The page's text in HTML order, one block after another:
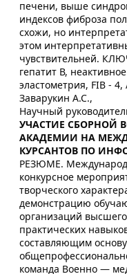
печени, выше
индексов фиброза
схожи, но
этом
чувствительней.
гепатит В,
эластометрия, FIB - 4,
Заварукин А.С.,
Научный
УЧАСТИЕ СБОРНОЙ
АКАДЕМИИ НА
КУРСАНТОВ ПО
РЕЗЮМЕ.
конкурсное
творческого
демонстрацию
организаций
практических
составляющим
команда Военно —